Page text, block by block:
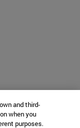
and third-
when you
purposes.